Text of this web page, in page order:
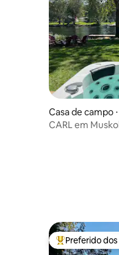
Casa de campo
ge
CARL em
Entre os
Preferido